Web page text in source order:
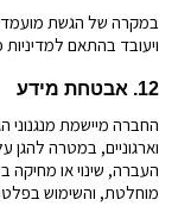
במקרה של הגשת
ויעובד בהתאם
12. אבטחת מידע
החברה מיישמת מנגנוני
וארגוניים, במטרה
העברה, שינוי או מחיקה
מוחלטת, והשימוש